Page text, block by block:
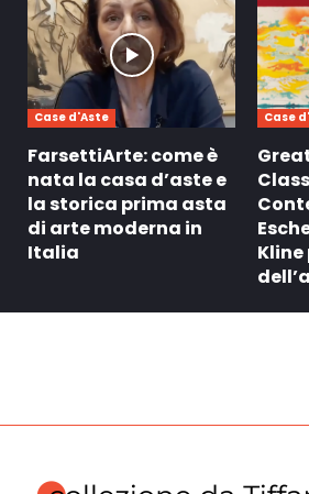
Case d'Aste
FarsettiArte: come è
nata la casa d’aste e
la storica prima asta
di arte moderna in
Italia
Case